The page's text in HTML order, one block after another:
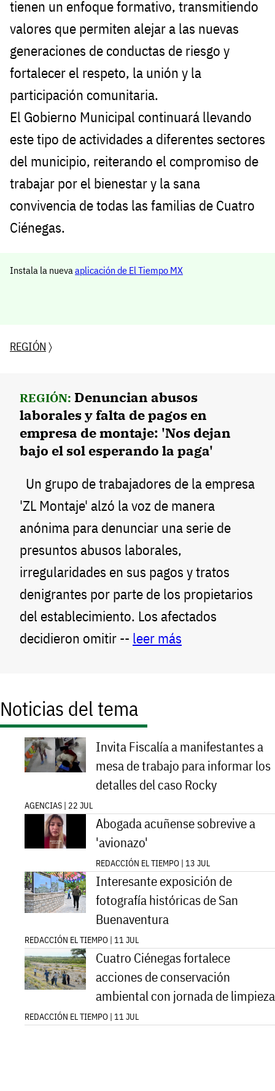
tienen un enfoque formativo, transmitiendo
valores que permiten alejar a las nuevas
generaciones de conductas de riesgo y
fortalecer el respeto, la unión y la
participación comunitaria.
El Gobierno Municipal continuará llevando
este tipo de actividades a diferentes sectores
del municipio, reiterando el compromiso de
trabajar por el bienestar y la sana
convivencia de todas las familias de Cuatro
Ciénegas.
Instala la nueva aplicación de El Tiempo MX
REGIÓN 〉
REGIÓN: Denuncian abusos
laborales y falta de pagos en
empresa de montaje: 'Nos dejan
bajo el sol esperando la paga'
Un grupo de trabajadores de la empresa
'ZL Montaje' alzó la voz de manera
anónima para denunciar una serie de
presuntos abusos laborales,
irregularidades en sus pagos y tratos
denigrantes por parte de los propietarios
del establecimiento. Los afectados
decidieron omitir -- leer más
Noticias del tema
Invita Fiscalía a manifestantes a
mesa de trabajo para informar los
detalles del caso Rocky
AGENCIAS | 22 JUL
Abogada acuñense sobrevive a
'avionazo'
REDACCIÓN EL TIEMPO | 13 JUL
Interesante exposición de
fotografía históricas de San
Buenaventura
REDACCIÓN EL TIEMPO | 11 JUL
Cuatro Ciénegas fortalece
acciones de conservación
ambiental con jornada de limpieza
REDACCIÓN EL TIEMPO | 11 JUL